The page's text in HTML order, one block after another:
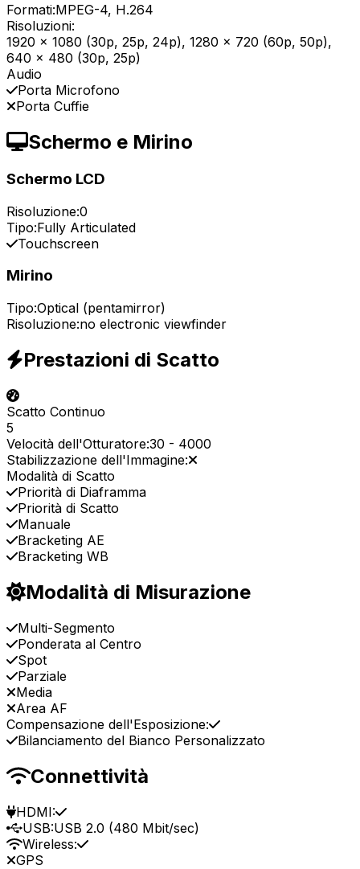
Formati:MPEG-4, H.264
Risoluzioni:
1920 x 1080 (30p, 25p, 24p), 1280 x 720 (60p, 50p),
640 x 480 (30p, 25p)
Audio
Porta Microfono
Porta Cuffie
Schermo e Mirino
Schermo LCD
Risoluzione:0
Tipo:Fully Articulated
Touchscreen
Mirino
Tipo:Optical (pentamirror)
Risoluzione:no electronic viewfinder
Prestazioni di Scatto
Scatto Continuo
5
Velocità dell'Otturatore:30 - 4000
Stabilizzazione dell'Immagine:
Modalità di Scatto
Priorità di Diaframma
Priorità di Scatto
Manuale
Bracketing AE
Bracketing WB
Modalità di Misurazione
Multi-Segmento
Ponderata al Centro
Spot
Parziale
Media
Area AF
Compensazione dell'Esposizione:
Bilanciamento del Bianco Personalizzato
Connettività
HDMI:
USB:USB 2.0 (480 Mbit/sec)
Wireless:
GPS